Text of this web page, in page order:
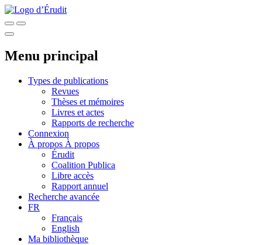
Menu principal
Types de publications
Revues
Thèses et mémoires
Livres et actes
Rapports de recherche
Connexion
À propos À propos
Érudit
Coalition Publica
Libre accès
Rapport annuel
Recherche avancée
FR
Français
English
Ma bibliothèque